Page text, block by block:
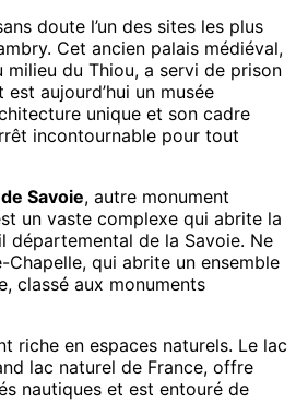
doute l’un des sites les plus
Cet ancien palais médiéval,
milieu du Thiou, a servi de prison
aujourd’hui un musée
unique et son cadre
incontournable pour tout
Savoie, autre monument
un vaste complexe qui abrite la
départemental de la Savoie. Ne
Chapelle, qui abrite un ensemble
classé aux monuments
riche en espaces naturels. Le lac
lac naturel de France, offre
nautiques et est entouré de